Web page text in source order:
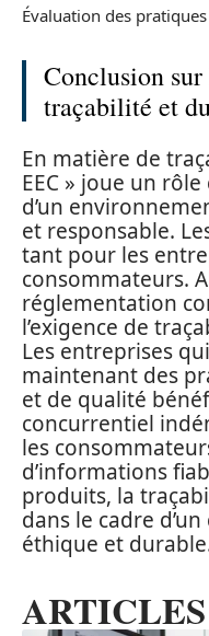
Évaluation des
Conclusion
traçabilité et
En matière de
EEC » joue un
d’un
et responsable.
tant pour les
consommateurs.
réglementation
l’exigence de
Les entreprises
maintenant des
et de qualité
concurrentiel
les
d’informations
produits, la
dans le cadre
éthique et